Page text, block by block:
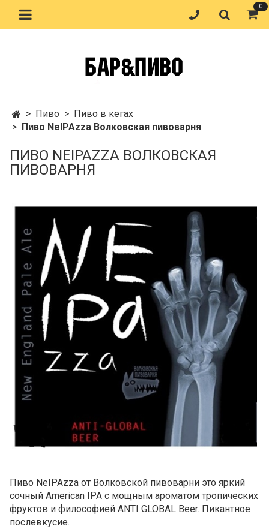
0
Пиво
Пиво в кегах
Пиво NeIPAzza Волковская пивоварня
ПИВО NEIPAZZA ВОЛКОВСКАЯ
ПИВОВАРНЯ
Пиво NeIPAzza от Волковской пивоварни это яркий
сочный American IPA с мощным ароматом тропических
фруктов и философией ANTI GLOBAL Beer. Пикантное
послевкусие.